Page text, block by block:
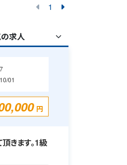
1
01
円
きます。1級